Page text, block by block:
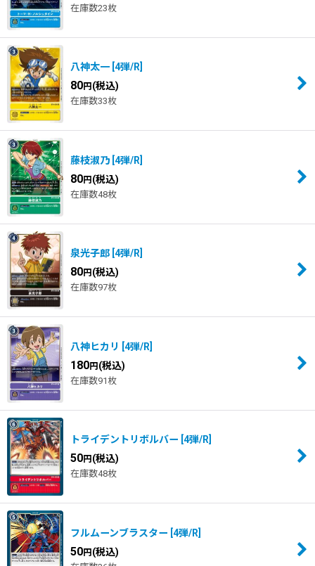
在庫数23枚
八神太一 4弾/R
80円 (税込)
在庫数33枚
藤枝淑乃 4弾/R
80円 (税込)
在庫数48枚
泉光子郎 4弾/R
80円 (税込)
在庫数97枚
八神ヒカリ 4弾/R
180円 (税込)
在庫数91枚
トライデントリボルバー 4弾/R
50円 (税込)
在庫数48枚
フルムーンブラスター 4弾/R
50円 (税込)